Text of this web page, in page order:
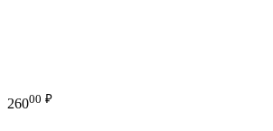
26000 ₽